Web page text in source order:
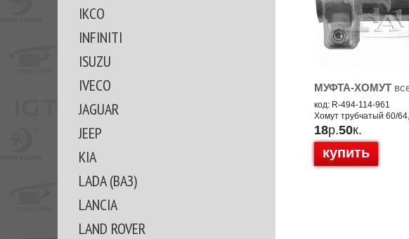
IKCO
INFINITI
ISUZU
IVECO
JAGUAR
JEEP
KIA
LADA (ВАЗ)
LANCIA
LAND ROVER
МУФТА-ХОМУТ
код: R-494-114-961
Хомут трубчатый 60/
18р.50к.
купить